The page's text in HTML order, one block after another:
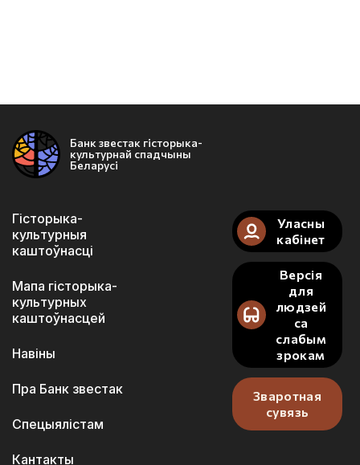
Банк звестак гісторыка-
культурнай спадчыны
Беларусі
Гісторыка-
культурныя
каштоўнасці
Мапа гісторыка-
культурных
каштоўнасцей
Навіны
Пра Банк звестак
Спецыялістам
Кантакты
Уласны
кабінет
Версія
для
людзей
са
слабым
зрокам
Зваротная
сувязь